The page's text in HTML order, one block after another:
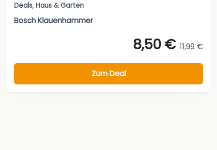
Deals, Haus & Garten
Bosch Klauenhammer
8,50 € 11,99 €
Zum Deal